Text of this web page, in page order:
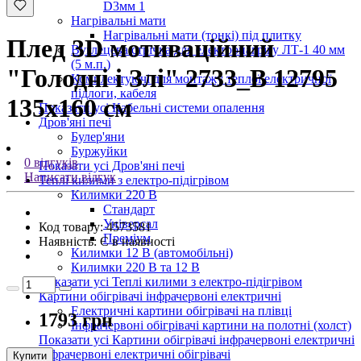
D3мм 1
Нагрівальні мати
Нагрівальні мати (тонкі) під плитку
Вуглецева стрічка для електронагріву ЛТ-1 40 мм
(5 м.п.)
Комплектуючі для монтажу теплої електричної
підлоги, кабеля
Показати усі Кабельні системи опалення
Дров'яні печі
Булер'яни
Буржуйки
Показати усі Дров'яні печі
Теплі килими з електро-підігрівом
Килимки 220 В
Стандарт
Універсал
Преміум
Килимки 12 В (автомобільні)
Килимки 220 В та 12 В
Показати усі Теплі килими з електро-підігрівом
Картини обігрівачі інфрачервоні електричні
Електричні картини обігрівачі на плівці
Інфрачервоні обігрівачі картини на полотні (холст)
Показати усі Картини обігрівачі інфрачервоні електричні
Інфрачервоні електричні обігрівачі
Плед 3D мотиваційний
"Голодні і Злі" 2733_B 12795
135х160 см
0 відгуків
Написати відгук
Код товару:4573581
Наявність: Є в наявності
1793 грн
Купити